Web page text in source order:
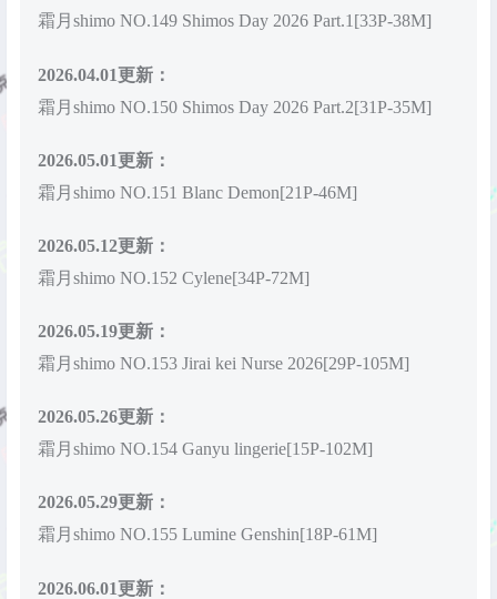
霜月shimo NO.149 Shimos Day 2026 Part.1[33P-38M]
2026.04.01更新：
霜月shimo NO.150 Shimos Day 2026 Part.2[31P-35M]
2026.05.01更新：
霜月shimo NO.151 Blanc Demon[21P-46M]
2026.05.12更新：
霜月shimo NO.152 Cylene[34P-72M]
2026.05.19更新：
霜月shimo NO.153 Jirai kei Nurse 2026[29P-105M]
2026.05.26更新：
霜月shimo NO.154 Ganyu lingerie[15P-102M]
2026.05.29更新：
霜月shimo NO.155 Lumine Genshin[18P-61M]
2026.06.01更新：